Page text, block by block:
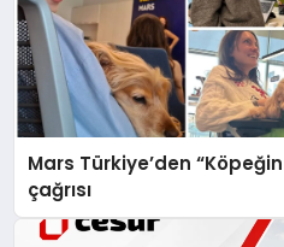
Mars Türkiye’den
çağrısı